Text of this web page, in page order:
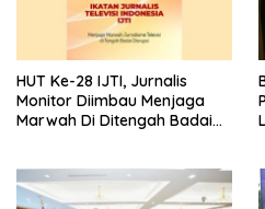
HUT Ke-28 IJTI, Jurnalis
Monitor Diimbau Menjaga
Marwah Di Ditengah Badai